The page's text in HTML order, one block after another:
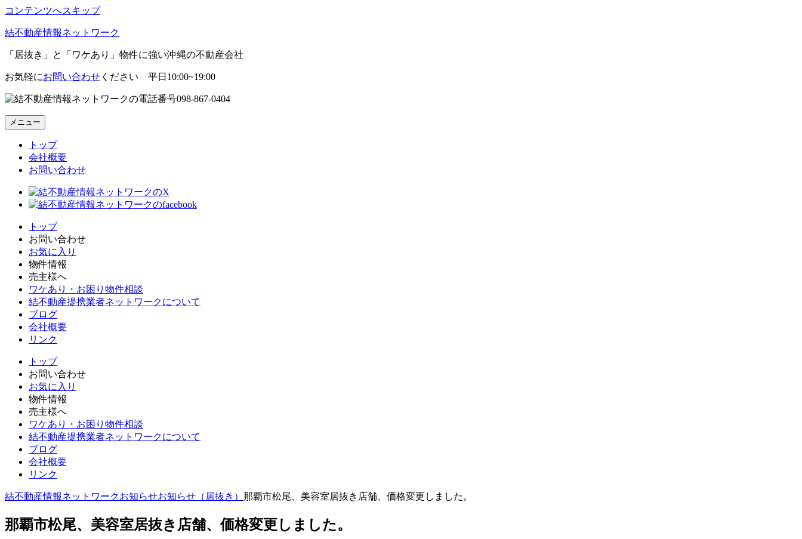
コンテンツへスキップ
結不動産情報ネットワーク
「居抜き」と「ワケあり」物件に強い沖縄の不動産会社
お気軽にお問い合わせ ください 平日10:00~19:00
098-867-0404
メニュー
トップ
会社概要
お問い合わせ
トップ
お問い合わせ
お気に入り
物件情報
売主様へ
ワケあり・お困り物件相談
結不動産提携業者ネットワークについて
ブログ
会社概要
リンク
トップ
お問い合わせ
お気に入り
物件情報
売主様へ
ワケあり・お困り物件相談
結不動産提携業者ネットワークについて
ブログ
会社概要
リンク
結不動産情報ネットワークお知らせお知らせ（居抜き） 那覇市松尾、美容室居抜き店舗、価格変更しました。
那覇市松尾、美容室居抜き店舗、価格変更しました。